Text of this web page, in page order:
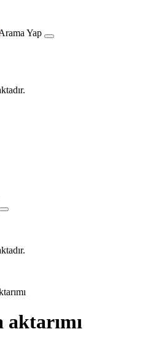
Yap
aktarımı